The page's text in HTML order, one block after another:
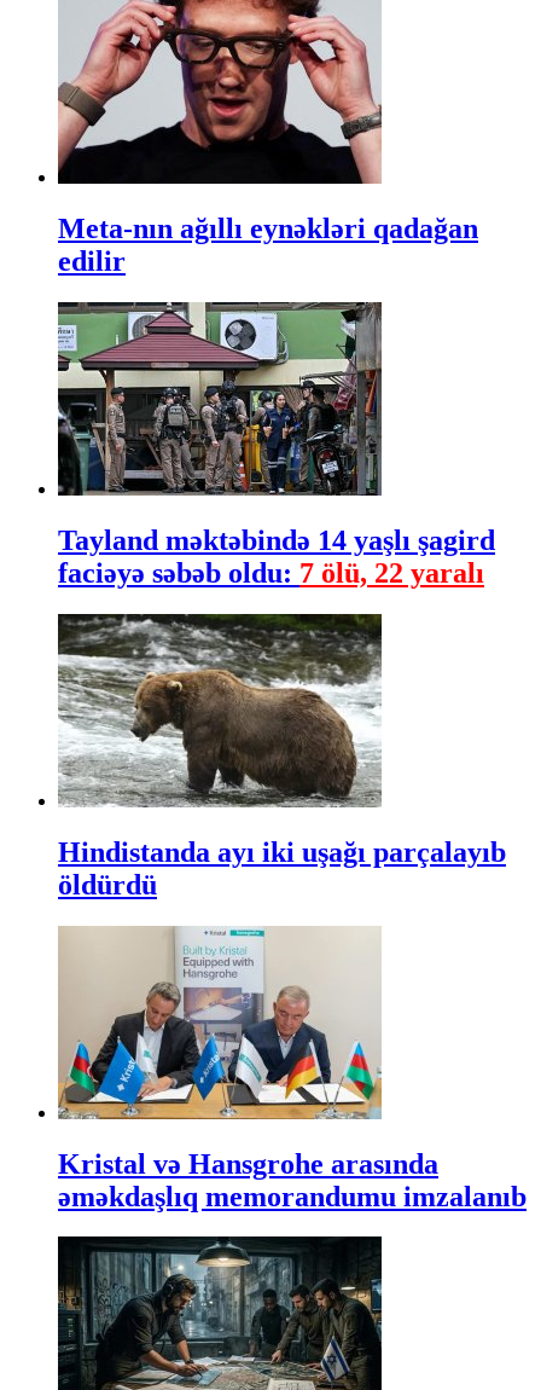
Meta-nın ağıllı eynəkləri qadağan
edilir
Tayland məktəbində 14 yaşlı şagird
faciəyə səbəb oldu: 7 ölü, 22 yaralı
Hindistanda ayı iki uşağı parçalayıb
öldürdü
Kristal və Hansgrohe arasında
əməkdaşlıq memorandumu imzalanıb